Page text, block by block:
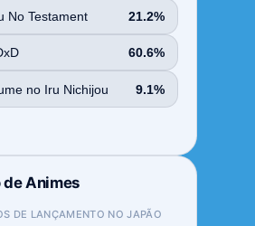
No Testament 21.2%
60.6%
no Iru Nichijou 9.1%
Animes
DE LANÇAMENTO NO JAPÃO